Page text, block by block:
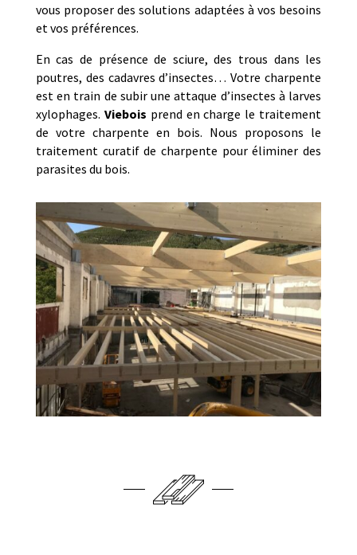
vous proposer des solutions adaptées à vos besoins
et vos préférences.
En cas de présence de sciure, des trous dans les
poutres, des cadavres d’insectes… Votre charpente
est en train de subir une attaque d’insectes à larves
xylophages. Viebois prend en charge le traitement
de votre charpente en bois. Nous proposons le
traitement curatif de charpente pour éliminer des
parasites du bois.